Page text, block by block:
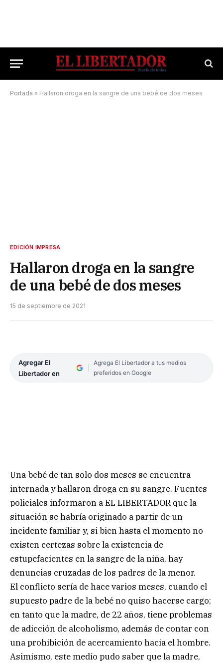
Portada » Hallaron droga en la sangre de una bebé de dos meses
EDICIÓN IMPRESA
Hallaron droga en la sangre
de una bebé de dos meses
15 de septiembre de 2021
Agregar El
Libertador en
Agrega El Libertador a tus medios
preferidos en Google
Una bebé de tan solo dos meses se encuentra
internada y hallaron droga en su sangre. Fuentes
policiales informaron a EL LIBERTADOR que la
situación se habría originado a partir de un
incidente familiar y, si bien hasta el momento no
existen certezas sobre la existencia de
estupefacientes en la sangre de la niña, hay
denuncias cruzadas de los padres de la menor.
El conflicto sería de hace varios meses, cuando el
supuesto padre de la bebé no quiso hacerse cargo;
en tanto que la madre, de 22 años, tiene problemas
de adicción de alcoholismo, además de contar con
una prohibición de acercamiento hacia el hombre.
Asimismo, este medio pudo saber que la madre,